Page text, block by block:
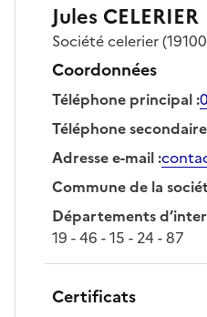
Jules CELERIER
Sociétécelerier
Coordonnées
Téléphone principal:
Téléphone secondaire
Adresse e-mail:
Commune de la
Départements
19 - 46 - 15 - 24 - 87
Certificats